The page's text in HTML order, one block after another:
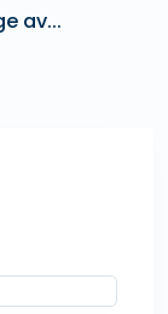
av...